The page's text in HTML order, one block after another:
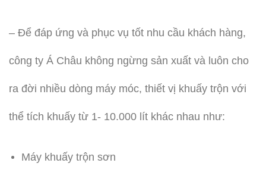
– Để đáp ứng và phục vụ tốt nhu cầu khách hàng,
công ty Á Châu không ngừng sản xuất và luôn cho
ra đời nhiều dòng máy móc, thiết vị khuấy trộn với
thể tích khuấy từ 1- 10.000 lít khác nhau như:
Máy khuấy trộn sơn